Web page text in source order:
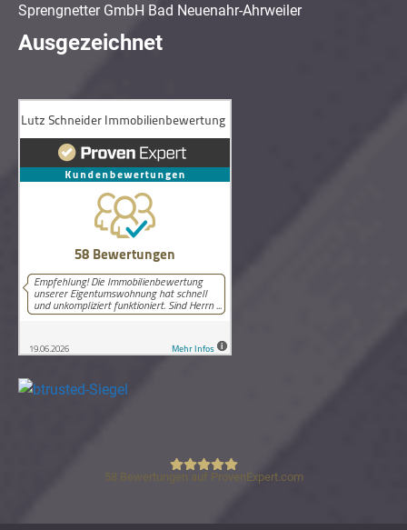
Sprengnetter GmbH Bad Neuenahr-Ahrweiler
Ausgezeichnet
Lutz Schneider Immobilienbewertung
58 Bewertungen auf ProvenExpert.com